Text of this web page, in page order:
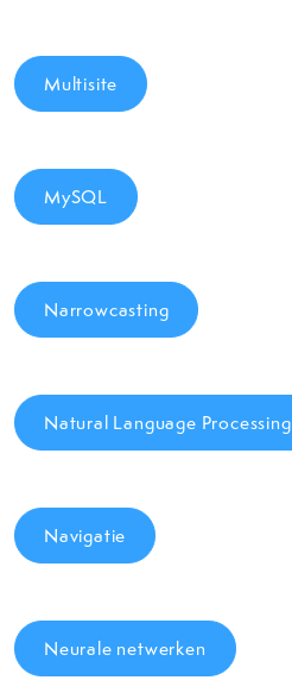
Multisite
MySQL
Narrowcasting
Natural Language Processing
Navigatie
Neurale netwerken